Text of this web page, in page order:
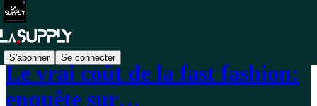
S'abonner Se connecter
Le vrai coût de la fast fashion:
enquête sur…